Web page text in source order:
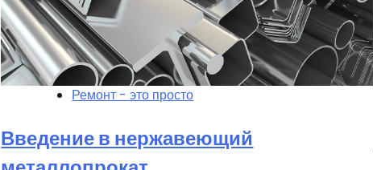
Ремонт - это просто
Введение в нержавеющий